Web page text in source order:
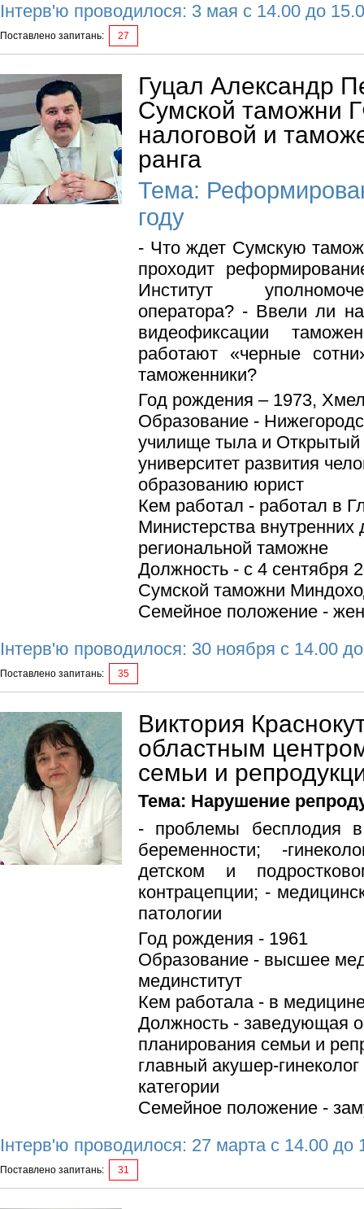
Інтерв'ю проводилося: 3 мая с 14.00 до
Поставлено запитань: 27
Гуцал Александр
Сумской таможни
налоговой и
ранга
Тема:
году
- Что ждет Сумскую
проходит
Институт
оператора? - Ввели ли
видеофиксации
работают «черные
таможенники?
Год рождения – 1973,
Образование -
училище тыла и
университет развития
образованию юрист
Кем работал - работал в
Министерства
региональной таможне
Должность - с 4 сентября
Сумской таможни
Семейное положение -
Інтерв'ю проводилося: 30 ноября с 14.00
Поставлено запитань: 35
Виктория
областным
семьи и
Тема: Нарушение
- проблемы бесплодия
беременности; -
детском и
контрацепции; -
патологии
Год рождения - 1961
Образование - высшее
мединститут
Кем работала - в
Должность - заведующая
планирования семьи и
главный акушер-
категории
Семейное положение -
Інтерв'ю проводилося: 27 марта с 14.00 до
Поставлено запитань: 31